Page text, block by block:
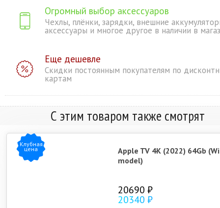
Огромный выбор аксессуаров
Чехлы, плёнки, зарядки, внешние
аксессуары и многое другое в наличии в
Еще дешевле
Скидки постоянным покупателям по
картам
С этим товаром также смотрят
Клубная
цена
Apple TV 4K (2022) 64Gb
model)
20690 ₽
20340 ₽